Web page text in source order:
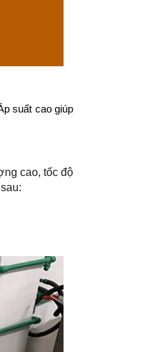
suất cao giúp
cao, tốc độ